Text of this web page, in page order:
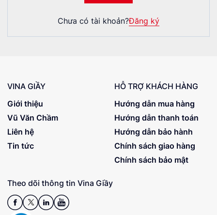
Chưa có tài khoản?Đăng ký
Theo dõi thông tin Vina Giầy
VINA GIẦY
Giới thiệu
Vũ Văn Chầm
Liên hệ
Tin tức
HỖ TRỢ KHÁCH HÀNG
Hướng dẫn mua hàng
Hướng dẫn thanh toán
Hướng dẫn bảo hành
Chính sách giao hàng
Chính sách bảo mật